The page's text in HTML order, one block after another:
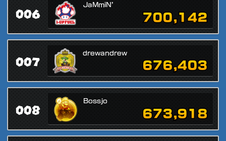
006
JaMmiN’
700,142
007
drewandrew
676,403
008
Bossjo
673,918